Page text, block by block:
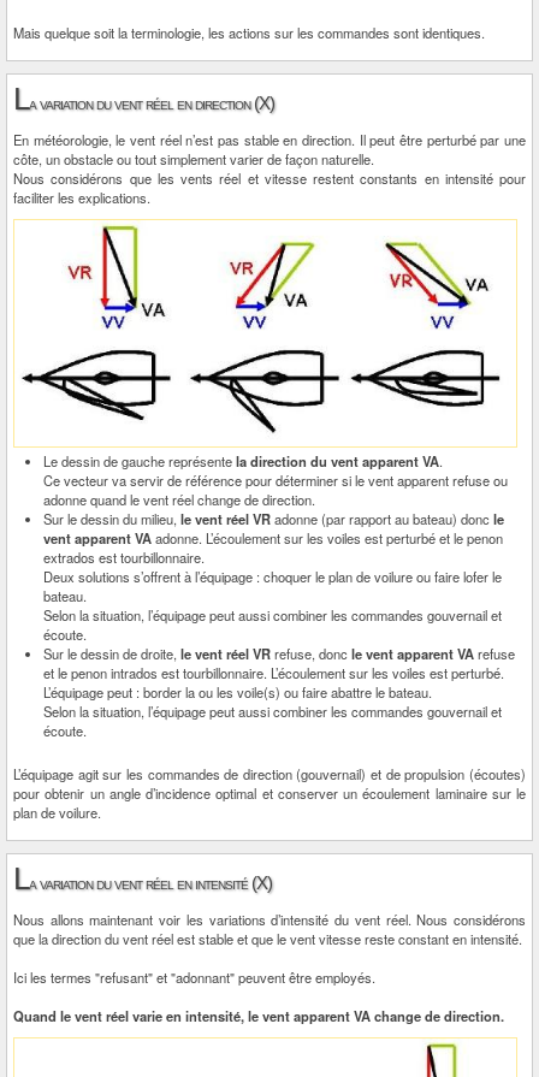
Mais quelque soit la terminologie, les actions sur les commandes sont identiques.
La variation du vent réel en direction (X)
En météorologie, le vent réel n’est pas stable en direction. Il peut être perturbé par une
côte, un obstacle ou tout simplement varier de façon naturelle.
Nous considérons que les vents réel et vitesse restent constants en intensité pour
faciliter les explications.
Le dessin de gauche représentela direction du vent apparent VA.
Ce vecteur va servir de référence pour déterminer si le vent apparent refuse ou
adonne quand le vent réel change de direction.
Sur le dessin du milieu,le vent réel VRadonne (par rapport au bateau) doncle
vent apparent VAadonne. L’écoulement sur les voiles est perturbé et le penon
extrados est tourbillonnaire.
Deux solutions s’offrent à l’équipage : choquer le plan de voilure ou faire lofer le
bateau.
Selon la situation, l’équipage peut aussi combiner les commandes gouvernail et
écoute.
Sur le dessin de droite,le vent réel VRrefuse, doncle vent apparent VArefuse
et le penon intrados est tourbillonnaire. L’écoulement sur les voiles est perturbé.
L’équipage peut : border la ou les voile(s) ou faire abattre le bateau.
Selon la situation, l’équipage peut aussi combiner les commandes gouvernail et
écoute.
L’équipage agit sur les commandes de direction (gouvernail) et de propulsion (écoutes)
pour obtenir un angle d’incidence optimal et conserver un écoulement laminaire sur le
plan de voilure.
La variation du vent réel en intensité (X)
Nous allons maintenant voir les variations d’intensité du vent réel. Nous considérons
que la direction du vent réel est stable et que le vent vitesse reste constant en intensité.
Ici les termes "refusant" et "adonnant" peuvent être employés.
Quand le vent réel varie en intensité, le vent apparent VA change de direction.